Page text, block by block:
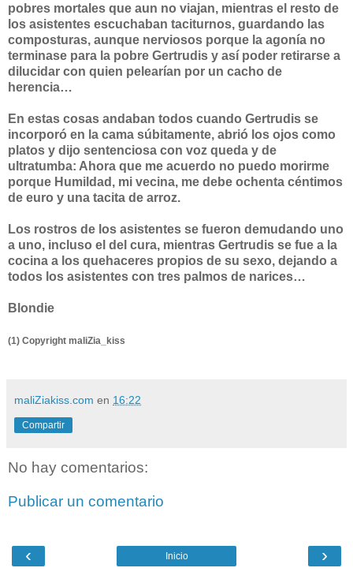
pobres mortales que aun no viajan, mientras el resto de
los asistentes escuchaban taciturnos, guardando las
composturas, aunque nerviosos porque la agonía no
terminase para la pobre Gertrudis y así poder retirarse a
dilucidar con quien pelearían por un cacho de
herencia…
En estas cosas andaban todos cuando Gertrudis se
incorporó en la cama súbitamente, abrió los ojos como
platos y dijo sentenciosa con voz queda y de
ultratumba: Ahora que me acuerdo no puedo morirme
porque Humildad, mi vecina, me debe ochenta céntimos
de euro y una tacita de arroz.
Los rostros de los asistentes se fueron demudando uno
a uno, incluso el del cura, mientras Gertrudis se fue a la
cocina a los quehaceres propios de su sexo, dejando a
todos los asistentes con tres palmos de narices…
Blondie
(1) Copyright maliZia_kiss
maliZiakiss.com en 16:22
Compartir
No hay comentarios:
Publicar un comentario
‹ ›
Inicio